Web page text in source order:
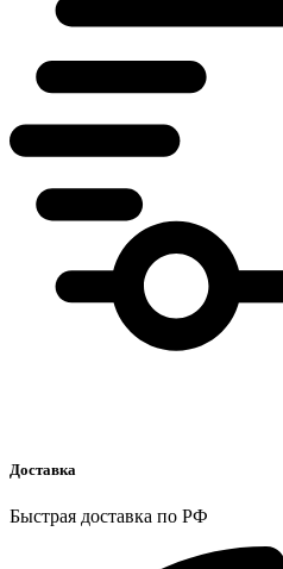
Доставка
Быстрая доставка по РФ